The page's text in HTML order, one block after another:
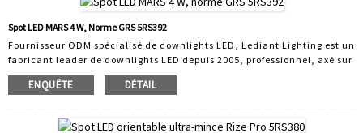
commerciaux et des downlights intelligents. Tous les produits Lediant
sont des produits finis et bénéficient de leur propre innovation.
Spot LED MARS 4 W, Norme GRS 5RS392
Fournisseur ODM spécialisé de downlights LED, Lediant Lighting est un
fabricant leader de downlights LED depuis 2005, professionnel, axé sur
la technologie et axé sur le client. Avec 30 collaborateurs en R&D,
Lediant s'adapte à votre marché. Nous concevons et fabriquons des
gamme comprend des downlights domestiques, des downlights
ENQUÊTE DÉTAIL